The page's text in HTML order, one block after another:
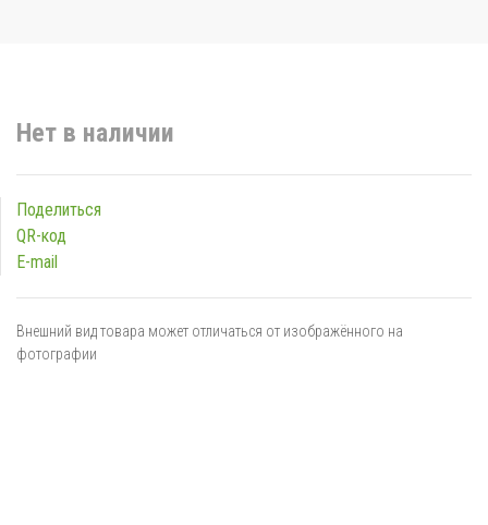
Нет в наличии
Поделиться
QR-код
E-mail
Внешний вид товара может отличаться от изображённого на
фотографии